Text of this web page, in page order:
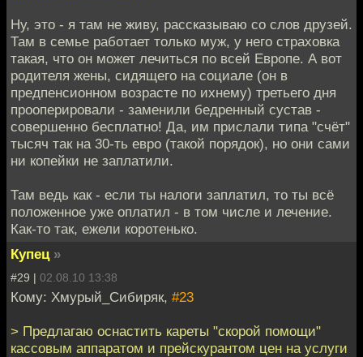
Ну, это - я там не живу, рассказываю со слов друзей.
Там в семье работает только муж, у него страховка
такая, что он может лечиться по всей Европе. А вот
родителя жены, сидящего на социале (он в
предпенсионном возрасте по ихнему) третьего дня
прооперировали - заменили бедренный сустав -
совершенно бесплатно! Да, им прислали типа "счёт"
тысяч так на 30-ть евро (такой порядок), но они сами
ни копейки не заплатили.
Там ведь как - если ты налоги заплатил, то ты всё
положенное уже оплатил - в том числе и лечение.
Как-то так, ежели коротенько.
Купец »
#29 | 02.08.10 13:38
Кому: Хмурый_Сибиряк, #23
> Предлагаю оснастить кареты "скорой помощи"
кассовым аппаратом и прейскурантом цен на услуги